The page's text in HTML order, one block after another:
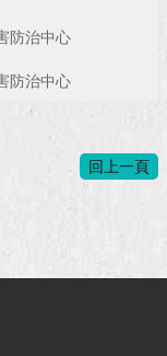
防治中心
防治中心
回上一頁